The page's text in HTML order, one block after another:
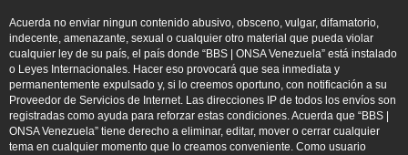
Acuerda no enviar ningun contenido abusivo, obsceno, vulgar, difamatorio,
indecente, amenazante, sexual o cualquier otro material que pueda violar
cualquier ley de su país, el país donde “BBS | ONSA Venezuela” está instalado
o Leyes Internacionales. Hacer eso provocará que sea inmediata y
permanentemente expulsado y, si lo creemos oportuno, con notificación a su
Proveedor de Servicios de Internet. Las direcciones IP de todos los envíos son
registradas como ayuda para reforzar estas condiciones. Acuerda que “BBS |
ONSA Venezuela” tiene derecho a eliminar, editar, mover o cerrar cualquier
tema en cualquier momento que lo creamos conveniente. Como usuario